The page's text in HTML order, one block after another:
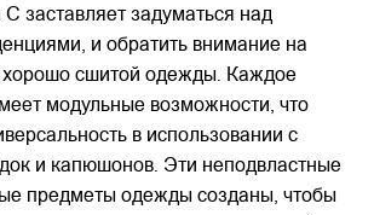
заставляет задуматься над
и обратить внимание на
хорошо сшитой одежды. Каждое
модульные возможности, что
в использовании с
и капюшонов. Эти неподвластные
предметы одежды созданы, чтобы